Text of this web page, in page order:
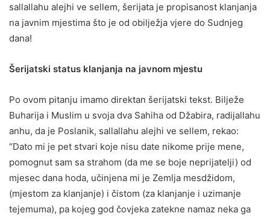
sallallahu alejhi ve sellem, šerijata je propisanost klanjanja
na javnim mjestima što je od obilježja vjere do Sudnjeg
dana!
Šerijatski status klanjanja na javnom mjestu
Po ovom pitanju imamo direktan šerijatski tekst. Bilježe
Buharija i Muslim u svoja dva Sahiha od Džabira, radijallahu
anhu, da je Poslanik, sallallahu alejhi ve sellem, rekao:
“Dato mi je pet stvari koje nisu date nikome prije mene,
pomognut sam sa strahom (da me se boje neprijatelji) od
mjesec dana hoda, učinjena mi je Zemlja mesdžidom,
(mjestom za klanjanje) i čistom (za klanjanje i uzimanje
tejemuma), pa kojeg god čovjeka zatekne namaz neka ga